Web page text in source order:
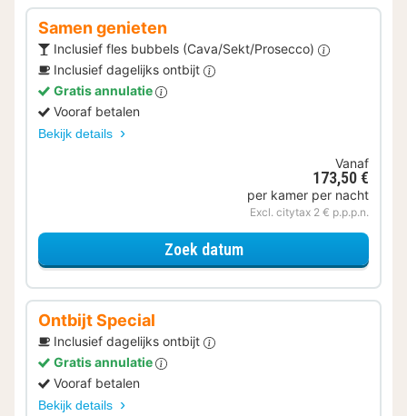
Samen genieten
Inclusief fles bubbels (Cava/Sekt/Prosecco)
Inclusief dagelijks ontbijt
Gratis annulatie
Vooraf betalen
Bekijk details
Vanaf
173,50 €
per kamer per nacht
Excl. citytax 2 € p.p.p.n.
Zoek datumvoor Samen genieten
Ontbijt Special
Inclusief dagelijks ontbijt
Gratis annulatie
Vooraf betalen
Bekijk details